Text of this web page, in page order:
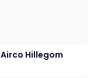
Airco Hillegom